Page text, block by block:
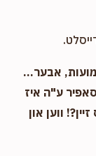
אבער...
ע"ה איז
ווען און